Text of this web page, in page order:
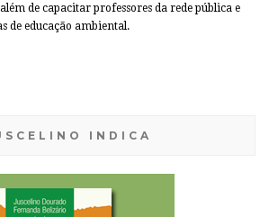
de capacitar professores da rede pública e
de educação ambiental.
INDICA